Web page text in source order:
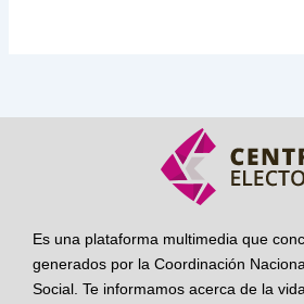
Es una plataforma multimedia que
generados por la Coordinación
Social. Te informamos acerca de la